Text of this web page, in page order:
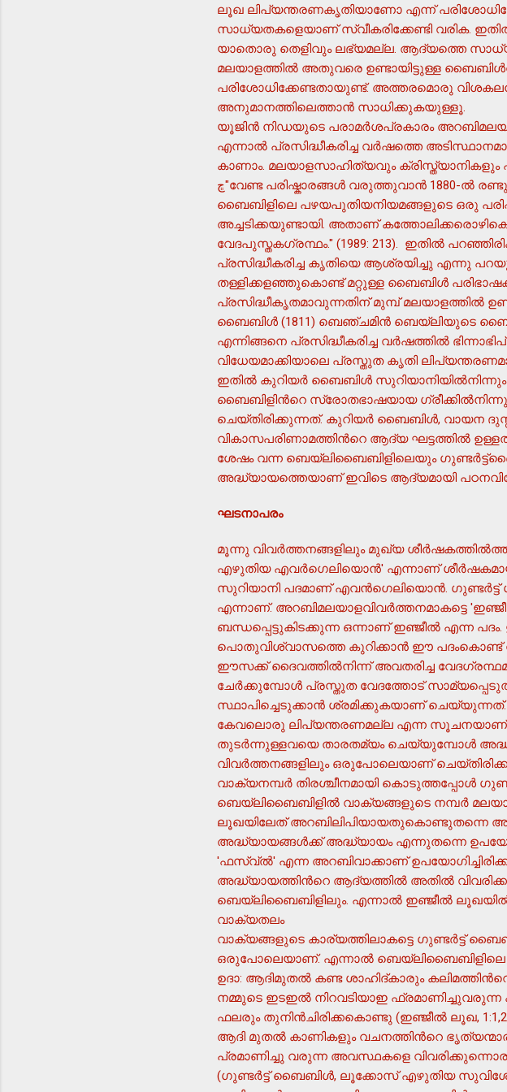
ലൂഖ ലിപ്യന്തരണകൃതിയാണോ എന്ന്
സാധ്യതകളെയാണ് സ്വീകരിക്കേണ്ടി വരിക.
യാതൊരു തെളിവും ലഭ്യമല്ല. ആദ്യത്തെ
മലയാളത്തില്‍ അതുവരെ ഉണ്ടായിട്ടുള്ള
പരിശോധിക്കേണ്ടതായുണ്ട്. അത്തരമൊരു
അനുമാനത്തിലെത്താന്‍ സാധിക്കുകയുള്ളൂ.
യൂജിന്‍ നിഡയുടെ പരാമര്‍ശപ്രകാരം
എന്നാല്‍ പ്രസിദ്ധീകരിച്ച വര്‍ഷത്തെ
കാണാം. മലയാളസാഹിത്യവും
ڇ"വേണ്ട പരിഷ്കാരങ്ങള്‍ വരുത്തുവാന്‍ 1880-ല്‍ രണ്ടു മിഷന്‍കാരുംകൂടി യോജിച്ച് ഒരു കമ്മിറ്റിയെ അധികാരപ്പെടുത്തി.
ബൈബിളിലെ പഴയപുതിയനിയമങ്ങളുടെ ഒരു
അച്ചടിക്കയുണ്ടായി. അതാണ്
വേദപുസ്തകഗ്രന്ഥം." (1989: 213). ഇതില്‍
പ്രസിദ്ധീകരിച്ച കൃതിയെ ആശ്രയിച്ചു എന്നു
തള്ളിക്കളഞ്ഞുകൊണ്ട് മറ്റുള്ള ബൈബിള്‍
പ്രസിദ്ധീകൃതമാവുന്നതിന് മുമ്പ് മലയാളത്തില്‍
ബൈബിള്‍ (1811) ബെഞ്ചമിന്‍ ബെയ്ലിയുടെ ബൈബിള്‍
എന്നിങ്ങനെ പ്രസിദ്ധീകരിച്ച വര്‍ഷത്തില്‍
വിധേയമാക്കിയാലെ പ്രസ്തുത കൃതി
ഇതില്‍ കുറിയര്‍ ബൈബിള്‍
ബൈബിളിന്‍റെ സ്രോതഭാഷയായ
ചെയ്തിരിക്കുന്നത്. കുറിയര്‍ ബൈബിള്‍, വായന
വികാസപരിണാമത്തിന്‍റെ ആദ്യ ഘട്ടത്തില്‍
ശേഷം വന്ന ബെയ്ലിബൈബിളിലെയും
അദ്ധ്യായത്തെയാണ് ഇവിടെ ആദ്യമായി
ഘടനാപരം
മൂന്നു വിവര്‍ത്തനങ്ങളിലും മുഖ്യ
എഴുതിയ എവര്‍ഗെലിയൊന്‍' എന്നാണ്
സുറിയാനി പദമാണ് എവന്‍ഗെലിയൊന്‍. ഗുണ്ടര്‍ട്ട്
എന്നാണ്. അറബിമലയാളവിവര്‍ത്തനമാകട്ടെ
ബന്ധപ്പെട്ടുകിടക്കുന്ന ഒന്നാണ് ഇഞ്ജീല്‍ എന്ന
പൊതുവിശ്വാസത്തെ കുറിക്കാന്‍ ഈ പദംകൊണ്ട്
ഈസക്ക് ദൈവത്തില്‍നിന്ന് അവതരിച്ച
ചേര്‍ക്കുമ്പോള്‍ പ്രസ്തുത വേദത്തോട്
സ്ഥാപിച്ചെടുക്കാന്‍ ശ്രമിക്കുകയാണ്
കേവലൊരു ലിപ്യന്തരണമല്ല എന്ന
തുടര്‍ന്നുള്ളവയെ താരതമ്യം ചെയ്യുമ്പോള്‍
വിവര്‍ത്തനങ്ങളിലും ഒരുപോലെയാണ്
വാക്യനമ്പര്‍ തിരശ്ചീനമായി കൊടുത്തപ്പോള്‍
ബെയ്ലിബൈബിളില്‍ വാക്യങ്ങളുടെ നമ്പര്‍
ലൂഖയിലേത് അറബിലിപിയായതുകൊണ്ടുതന്നെ
അദ്ധ്യായങ്ങള്‍ക്ക് അദ്ധ്യായം എന്നുതന്നെ
'ഫസ്വ്ല്‍' എന്ന അറബിവാക്കാണ്
അദ്ധ്യായത്തിന്‍റെ ആദ്യത്തില്‍ അതില്‍
ബെയ്ലിബൈബിളിലും. എന്നാല്‍ ഇഞ്ജീല്‍
വാക്യതലം
വാക്യങ്ങളുടെ കാര്യത്തിലാകട്ടെ ഗുണ്ടര്‍ട്ട്
ഒരുപോലെയാണ്. എന്നാല്‍ ബെയ്ലിബൈബിളിലെ
ഉദാ: ആദിമുതല്‍ കണ്ട ശാഹിദ്കാരും
നമ്മുടെ ഇടഇല്‍ നിറവടിയാഇ ഫ്രമാണിച്ചുവരുന്ന
ഫലരും തുനിന്‍ചിരിക്കകൊണ്ടു (ഇഞ്ജീല്‍ ലൂഖ,
ആദി മുതല്‍ കാണികളും വചനത്തിന്‍റെ
പ്രമാണിച്ചു വരുന്ന അവസ്ഥകളെ
(ഗുണ്ടര്‍ട്ട് ബൈബിള്‍, ലൂക്കോസ് എഴുതിയ